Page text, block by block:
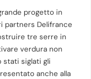
progetto in
partners Delifrance
tre serre in
verdura non
stati siglati gli
anche alla